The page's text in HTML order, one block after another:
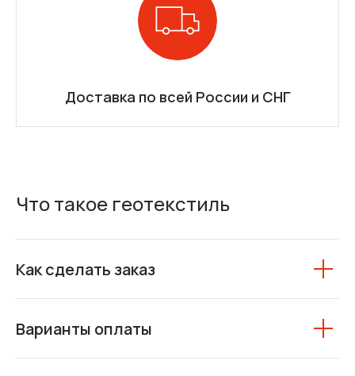
Доставка по всей России и СНГ
Что такое геотекстиль
Как сделать заказ
Варианты оплаты